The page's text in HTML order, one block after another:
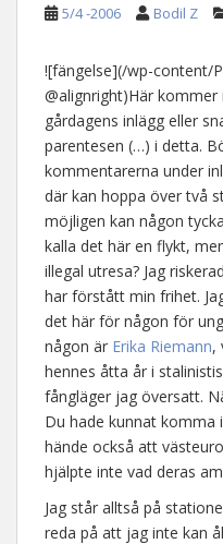
5/4 -2006 Bodil Z
![fängelse](/wp-content/
@alignright)Här
gårdagens inlägg eller
parentesen (…) i detta.
kommentarerna under
där kan hoppa över två
möjligen kan någon
kalla det här en flykt,
illegal utresa? Jag
har förstått min frihet.
det här för någon för
någon är Erika Riemann,
hennes åtta år i
fångläger jag översatt.
Du hade kunnat komma
hände också att
hjälpte inte vad deras
Jag står alltså på
reda på att jag inte kan